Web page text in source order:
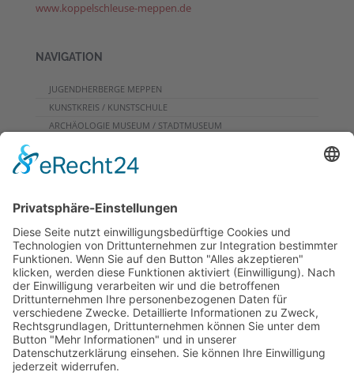
www.koppelschleuse-meppen.de
NAVIGATION
JUGENDHERBERGE MEPPEN
KUNSTKREIS / KUNSTSCHULE
ARCHÄOLOGIE MUSEUM / STADTMUSEUM
PROGRAMME FÜR GRUPPEN
DOWNLOADS
PROGRAMMHEFT
GRUPPENPROGRAMME
NEWSLETTER
RUNDFLUG
ARCHIV